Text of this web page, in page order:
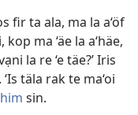
fir ta ala, ma la a‘öf
ma ‘äe la a‘häe,
la re ‘e täe?’ Iris
täla rak te ma‘oi
sin.